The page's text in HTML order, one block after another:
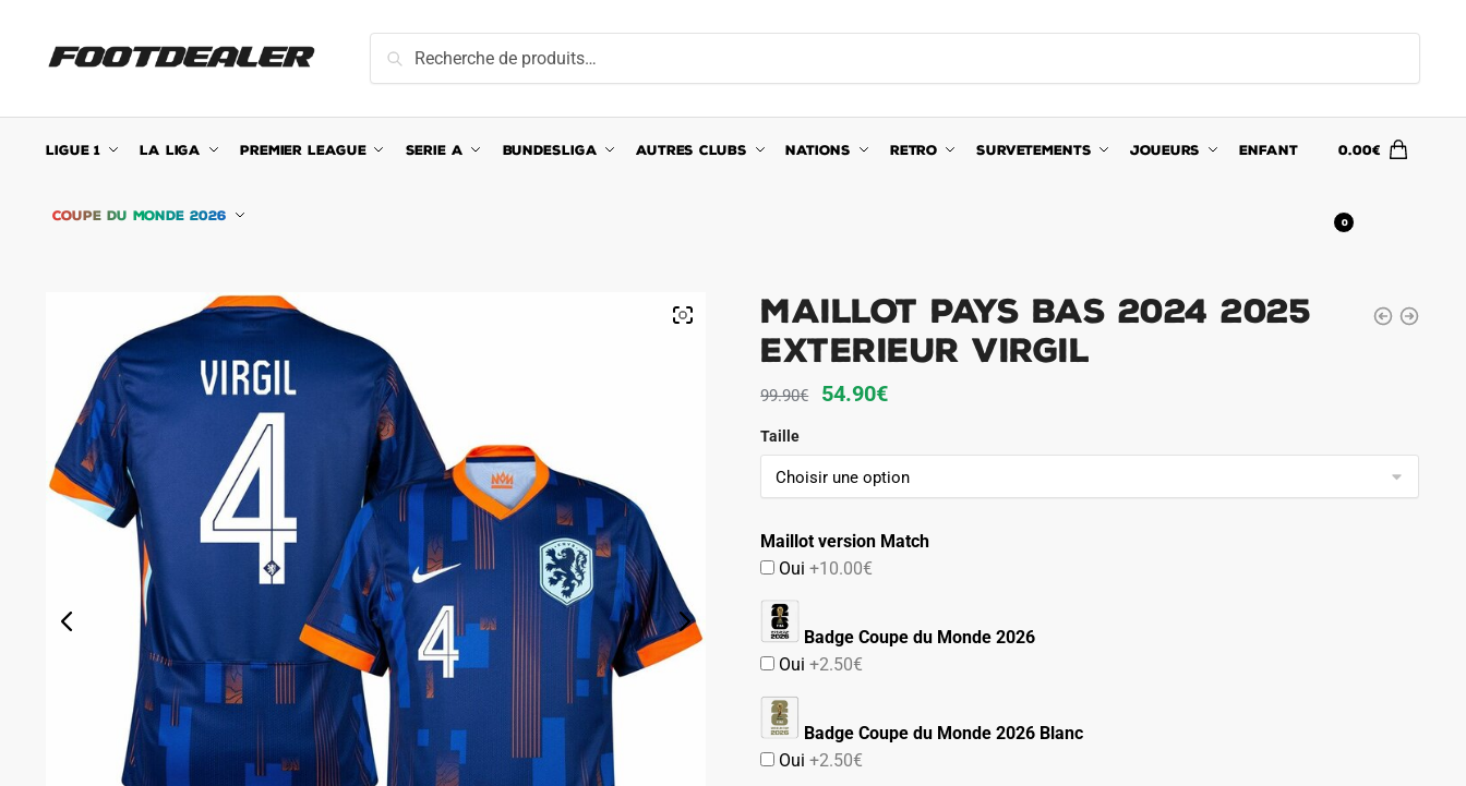
navigation
content
pour :
Recherche
LIGUE 1 LA LIGA PREMIER LEAGUE SERIE A BUNDESLIGA AUTRES CLUBS NATIONS RETRO SURVETEMENTS JOUEURS ENFANT
COUPE DU MONDE 2026
0.00€
0
Maillot Pays Bas 2024 2025
Exterieur Virgil
99.90€
Le
initial
était :
54.90€Le
actuel
est :
Taille
Maillot version Match
Oui+10.00€
Badge Coupe du Monde 2026
Oui+2.50€
Badge Coupe du Monde 2026 Blanc
Oui+2.50€